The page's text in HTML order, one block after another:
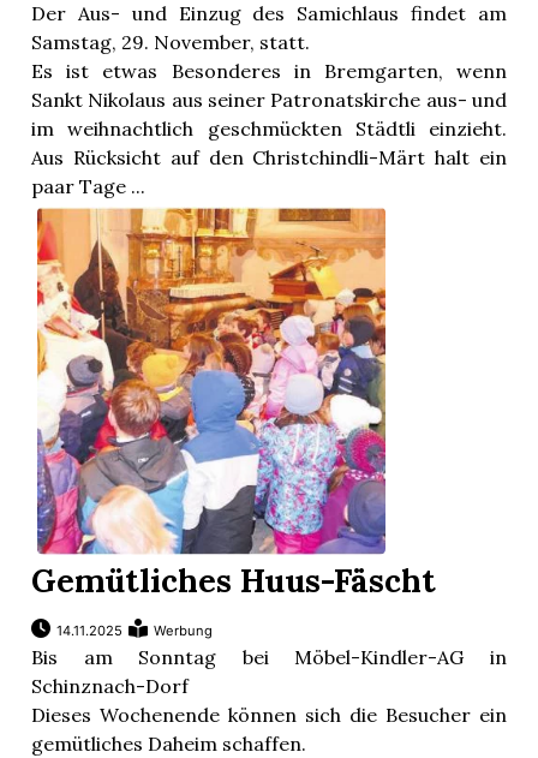
Der Aus- und Einzug des Samichlaus findet am
Samstag, 29. November, statt.
Es ist etwas Besonderes in Bremgarten, wenn
Sankt Nikolaus aus seiner Patronatskirche aus- und
im weihnachtlich geschmückten Städtli einzieht.
Aus Rücksicht auf den Christchindli-Märt halt ein
paar Tage ...
Gemütliches Huus-Fäscht
14.11.2025 Werbung
Bis am Sonntag bei Möbel-Kindler-AG in
Schinznach-Dorf
Dieses Wochenende können sich die Besucher ein
gemütliches Daheim schaffen.